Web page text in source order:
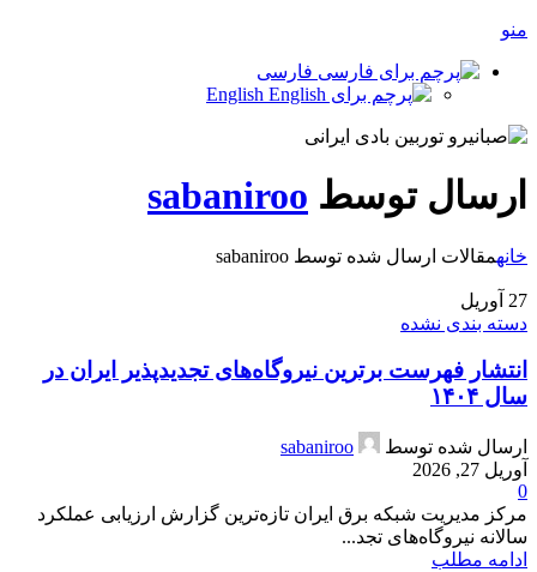
منو
فارسی
English
ارسال توسط sabaniroo
خانهمقالات ارسال شده توسط sabaniroo
27 آوریل
دسته بندی نشده
انتشار فهرست برترین نیروگاه‌های تجدیدپذیر ایران در
سال ۱۴۰۴
ارسال شده توسط
sabaniroo
آوریل 27, 2026
0
مرکز مدیریت شبکه برق ایران تازه‌ترین گزارش ارزیابی عملکرد
سالانه نیروگاه‌های تجد...
ادامه مطلب